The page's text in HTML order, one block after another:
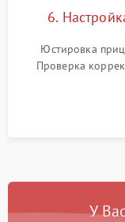
6.
Юстировка
Проверка
отсутствия
стенде для
У